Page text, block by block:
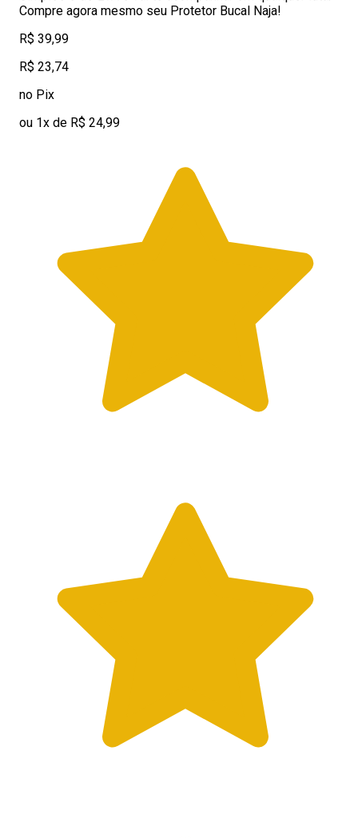
Compre agora mesmo seu Protetor Bucal Naja!
R$ 39,99
R$ 23,74
no Pix
ou 1x de R$ 24,99